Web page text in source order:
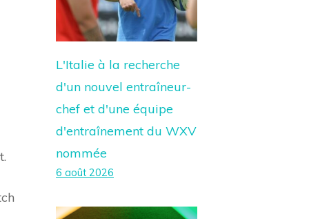
L'Italie à la recherche
d'un nouvel entraîneur-
chef et d'une équipe
d'entraînement du WXV
nommée
6 août 2026